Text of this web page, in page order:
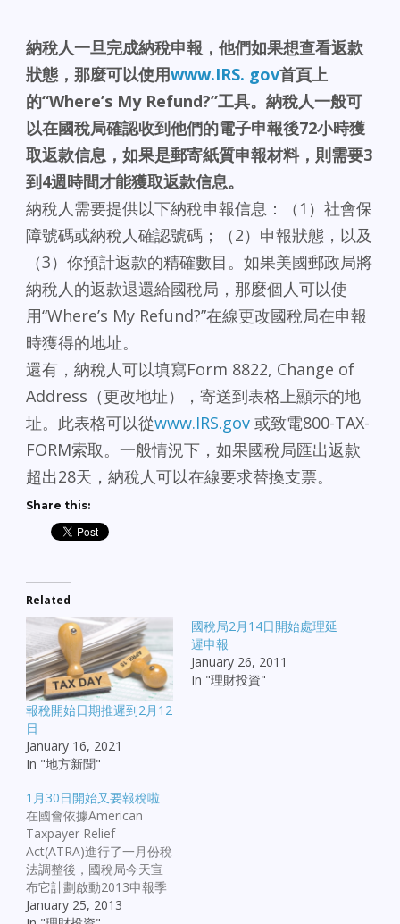
納稅人一旦完成納稅申報，他們如果想查看返款
狀態，那麼可以使用www.IRS. gov首頁上
的“Where’s My Refund?”工具。納稅人一般可
以在國稅局確認收到他們的電子申報後72小時獲
取返款信息，如果是郵寄紙質申報材料，則需要3
到4週時間才能獲取返款信息。
納稅人需要提供以下納稅申報信息：（1）社會保
障號碼或納稅人確認號碼；（2）申報狀態，以及
（3）你預計返款的精確數目。如果美國郵政局將
納稅人的返款退還給國稅局，那麼個人可以使
用“Where’s My Refund?”在線更改國稅局在申報
時獲得的地址。
還有，納稅人可以填寫Form 8822, Change of
Address（更改地址），寄送到表格上顯示的地
址。此表格可以從www.IRS.gov 或致電800-TAX-
FORM索取。一般情況下，如果國稅局匯出返款
超出28天，納稅人可以在線要求替換支票。
Share this:
Related
報稅開始日期推遲到2月12
日
January 16, 2021
In "地方新聞"
國稅局2月14日開始處理延
遲申報
January 26, 2011
In "理財投資"
1月30日開始又要報稅啦
在國會依據American
Taxpayer Relief
Act(ATRA)進行了一月份稅
法調整後，國稅局今天宣
布它計劃啟動2013申報季
並在1月30日開始處理個人
January 25, 2013